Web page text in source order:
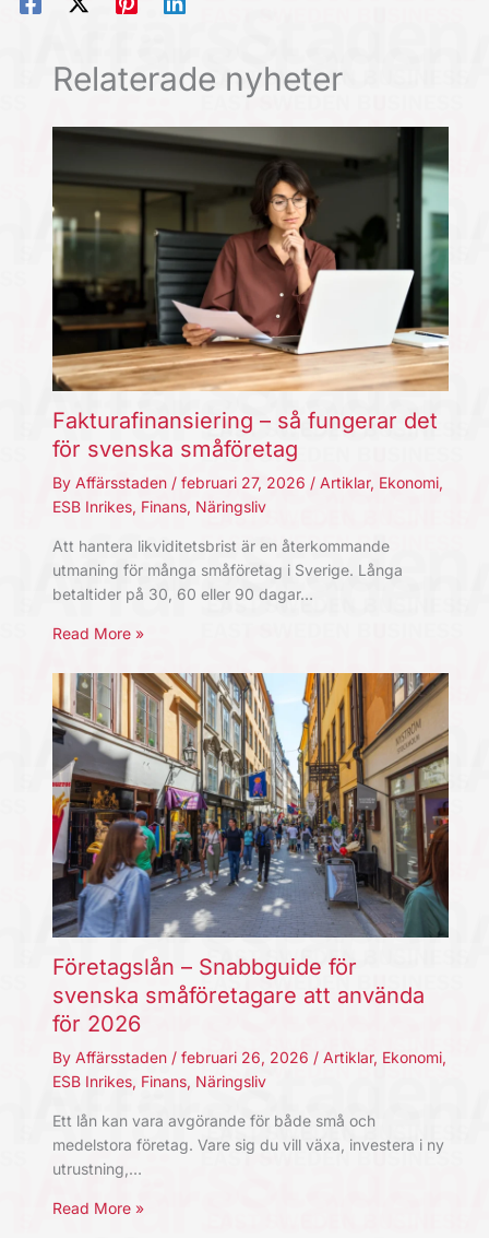
Relaterade nyheter
Fakturafinansiering – så fungerar det
för svenska småföretag
By Affärsstaden / februari 27, 2026 / Artiklar, Ekonomi,
ESB Inrikes, Finans, Näringsliv
Att hantera likviditetsbrist är en återkommande
utmaning för många småföretag i Sverige. Långa
betaltider på 30, 60 eller 90 dagar…
Read More »
Företagslån – Snabbguide för
svenska småföretagare att använda
för 2026
By Affärsstaden / februari 26, 2026 / Artiklar, Ekonomi,
ESB Inrikes, Finans, Näringsliv
Ett lån kan vara avgörande för både små och
medelstora företag. Vare sig du vill växa, investera i ny
utrustning,…
Read More »